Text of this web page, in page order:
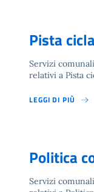
Pista
Servizi
relativi a Pista
LEGGI DI PIÙ
Politica
Servizi